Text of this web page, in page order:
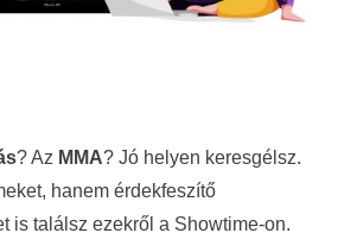
? Az MMA? Jó helyen keresgélsz.
hanem érdekfeszítő
is találsz ezekről a Showtime-on.